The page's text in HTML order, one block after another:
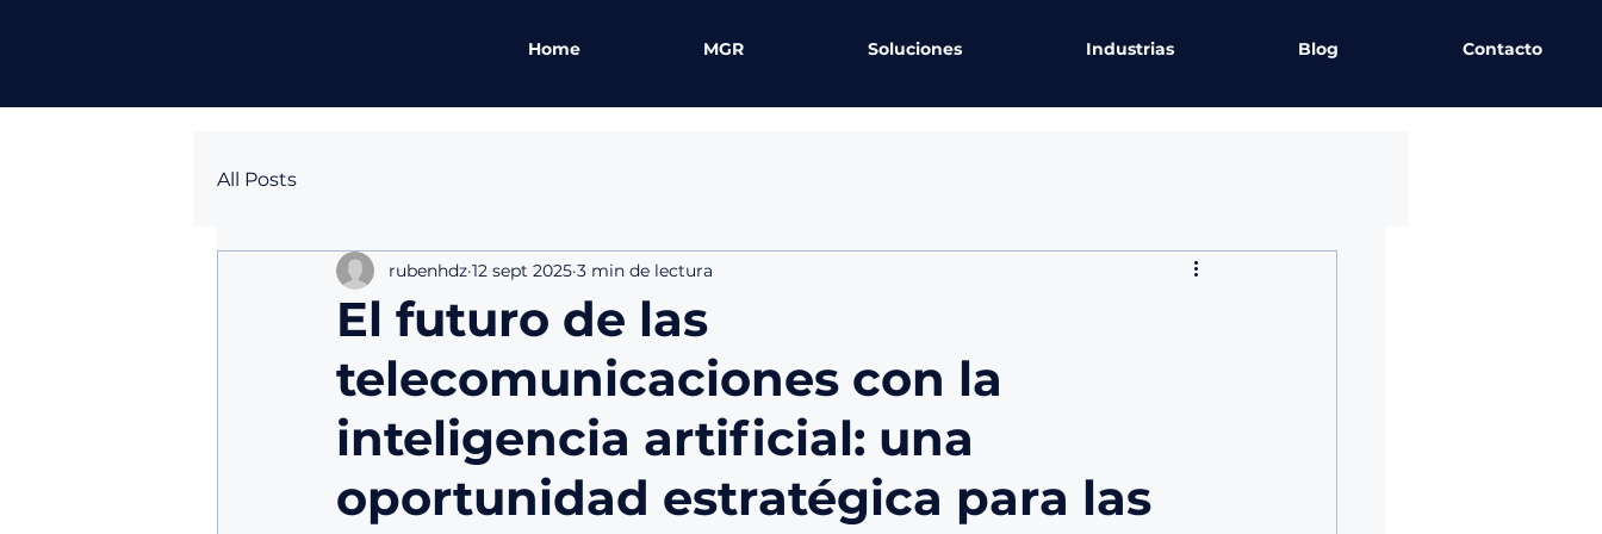
Home MGR Soluciones Industrias Blog Contacto
All Posts
El futuro de las
telecomunicaciones con la
inteligencia artificial: una
oportunidad estratégica para las
rubenhdz 12 sept 2025 3 min de lectura